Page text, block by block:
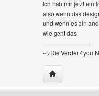
Ich hab mir jetzt ein
also wenn das
und wenn es ein
wie geht das
-->Die Verden4you
Website dieses